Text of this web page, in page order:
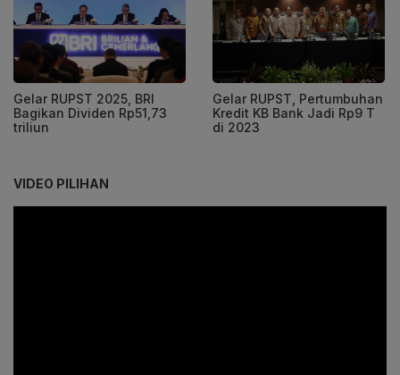
Gelar RUPST 2025, BRI
Bagikan Dividen Rp51,73
triliun
Gelar RUPST, Pertumbuhan
Kredit KB Bank Jadi Rp9 T
di 2023
VIDEO PILIHAN